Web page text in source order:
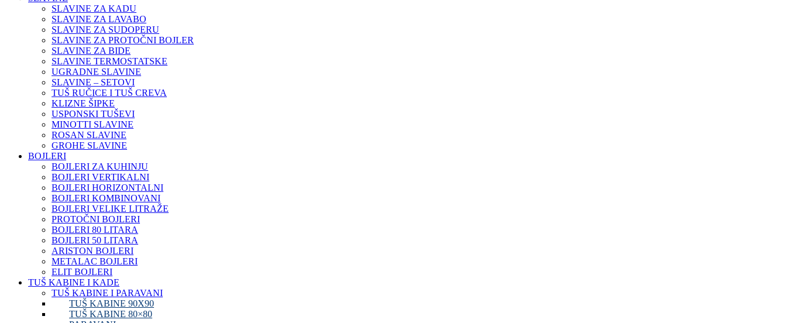
SLAVINE ZA KADU
SLAVINE ZA LAVABO
SLAVINE ZA SUDOPERU
SLAVINE ZA PROTOČNI BOJLER
SLAVINE ZA BIDE
SLAVINE TERMOSTATSKE
UGRADNE SLAVINE
SLAVINE – SETOVI
TUŠ RUČICE I TUŠ CREVA
KLIZNE ŠIPKE
USPONSKI TUŠEVI
MINOTTI SLAVINE
ROSAN SLAVINE
GROHE SLAVINE
BOJLERI
BOJLERI ZA KUHINJU
BOJLERI VERTIKALNI
BOJLERI HORIZONTALNI
BOJLERI KOMBINOVANI
BOJLERI VELIKE LITRAŽE
PROTOČNI BOJLERI
BOJLERI 80 LITARA
BOJLERI 50 LITARA
ARISTON BOJLERI
METALAC BOJLERI
ELIT BOJLERI
TUŠ KABINE I KADE
TUŠ KABINE I PARAVANI
TUŠ KABINE 90X90
TUŠ KABINE 80×80